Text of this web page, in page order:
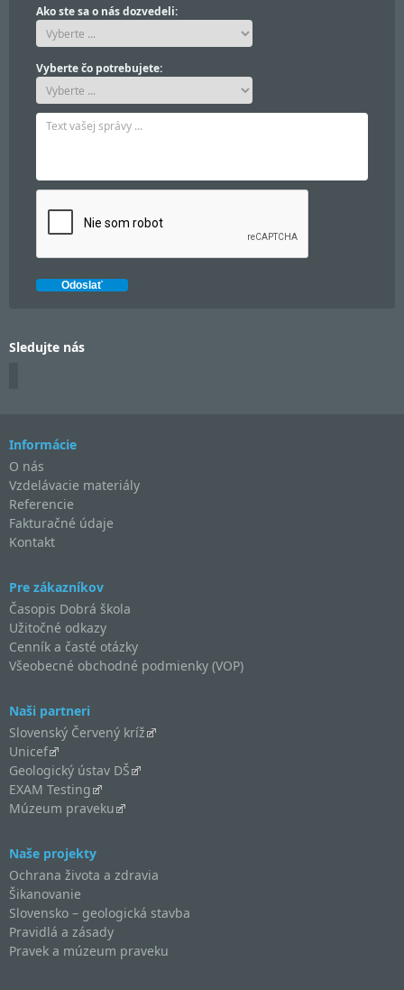
Ako ste sa o nás dozvedeli:
Vyberte čo potrebujete:
Sledujte nás
Informácie
O nás
Vzdelávacie materiály
Referencie
Fakturačné údaje
Kontakt
Pre zákazníkov
Časopis Dobrá škola
Užitočné odkazy
Cenník a časté otázky
Všeobecné obchodné podmienky (VOP)
Naši partneri
Slovenský Červený kríž
Unicef
Geologický ústav DŠ
EXAM Testing
Múzeum praveku
Naše projekty
Ochrana života a zdravia
Šikanovanie
Slovensko – geologická stavba
Pravidlá a zásady
Pravek a múzeum praveku